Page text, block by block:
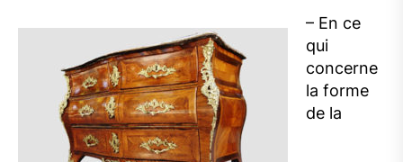
– En ce
qui
concerne
la forme
de la